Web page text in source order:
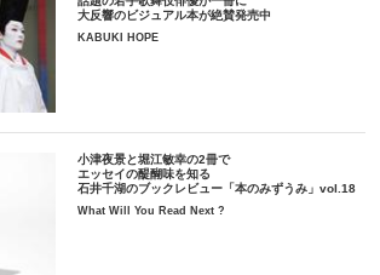
大反響のビジュアル本が絶賛発売中
KABUKI HOPE
小津夜景と堀江敏幸の2冊で
エッセイの醍醐味を知る
石井千湖のブックレビュー「本のみずうみ」vol.18
What Will You Read Next ?